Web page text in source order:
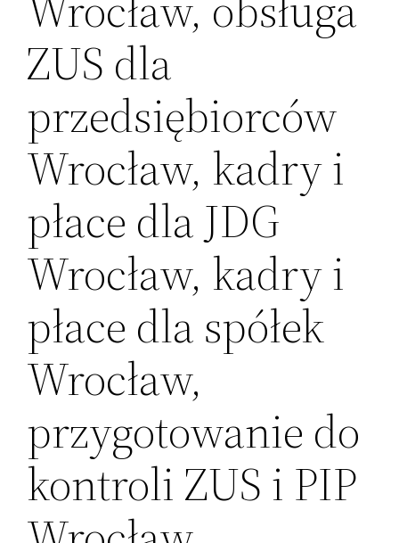
ZUS dla
przedsiębiorców
Wrocław, kadry i
płace dla JDG
Wrocław, kadry i
płace dla spółek
Wrocław,
przygotowanie do
kontroli ZUS i PIP